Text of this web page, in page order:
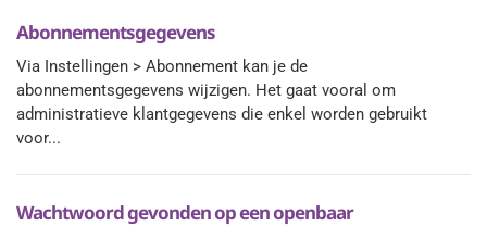
Abonnementsgegevens
Via Instellingen > Abonnement kan je de
abonnementsgegevens wijzigen. Het gaat vooral om
administratieve klantgegevens die enkel worden gebruikt
voor...
Wachtwoord gevonden op een openbaar